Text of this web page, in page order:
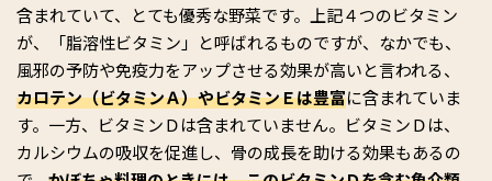
含まれていて、とても優秀な野菜です。上記４つのビタミン
が、「脂溶性ビタミン」と呼ばれるものですが、なかでも、
風邪の予防や免疫力をアップさせる効果が高いと言われる、
カロテン（ビタミンＡ）やビタミンＥは豊富に含まれていま
す。一方、ビタミンＤは含まれていません。ビタミンＤは、
カルシウムの吸収を促進し、骨の成長を助ける効果もあるの